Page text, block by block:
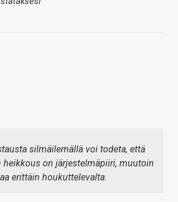
silmäilemällä voi todeta, että
heikkous on järjestelmäpiiri, muutoin
erittäin houkuttelevalta.